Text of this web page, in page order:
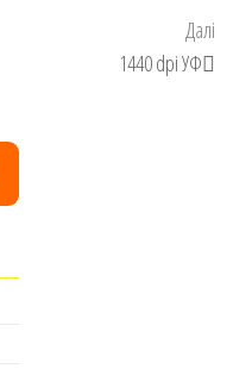
Далі
1440 dpi УФ